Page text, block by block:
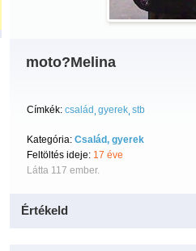
moto?Melina
Címkék: család gyerek stb
Kategória: Család, gyerek
Feltöltés ideje: 17 éve
Látta 117 ember.
Értékeld